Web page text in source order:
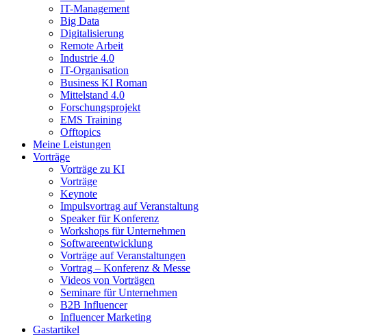
IT-Management
Big Data
Digitalisierung
Remote Arbeit
Industrie 4.0
IT-Organisation
Business KI Roman
Mittelstand 4.0
Forschungsprojekt
EMS Training
Offtopics
Meine Leistungen
Vorträge
Vorträge zu KI
Vorträge
Keynote
Impulsvortrag auf Veranstaltung
Speaker für Konferenz
Workshops für Unternehmen
Softwareentwicklung
Vorträge auf Veranstaltungen
Vortrag – Konferenz & Messe
Videos von Vorträgen
Seminare für Unternehmen
B2B Influencer
Influencer Marketing
Gastartikel